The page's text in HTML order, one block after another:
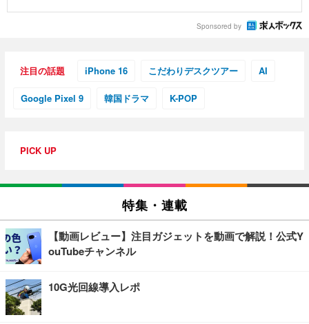
Sponsored by
注目の話題 iPhone 16 こだわりデスクツアー AI
Google Pixel 9 韓国ドラマ K-POP
PICK UP
特集・連載
【動画レビュー】注目ガジェットを動画で解説！公式Y
ouTubeチャンネル
10G光回線導入レポ